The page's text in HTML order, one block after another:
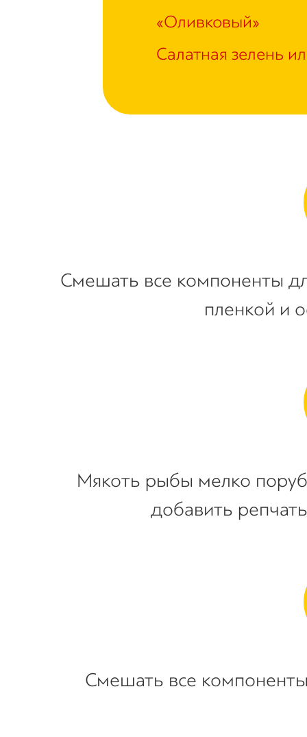
«Оливковый»
Салатная зелень
Смешать все компоненты
пленкой и
Мякоть рыбы мелко
добавить
Смешать все